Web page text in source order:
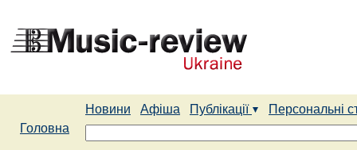
Новини Афіша Публікації
Персональні
Головна